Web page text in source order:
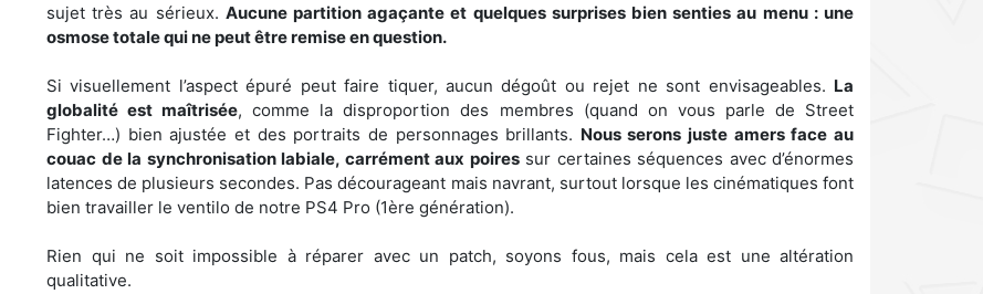
sujet très au sérieux. Aucune partition agaçante et quelques surprises bien senties au menu : une
osmose totale qui ne peut être remise en question.
Si visuellement l’aspect épuré peut faire tiquer, aucun dégoût ou rejet ne sont envisageables. La
globalité est maîtrisée, comme la disproportion des membres (quand on vous parle de Street
Fighter…) bien ajustée et des portraits de personnages brillants. Nous serons juste amers face au
couac de la synchronisation labiale, carrément aux poiressur certaines séquences avec d’énormes
latences de plusieurs secondes. Pas décourageant mais navrant, surtout lorsque les cinématiques font
bien travailler le ventilo de notre PS4 Pro (1ère génération).
Rien qui ne soit impossible à réparer avec un patch, soyons fous, mais cela est une altération
qualitative.